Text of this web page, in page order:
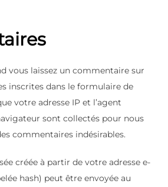
vous laissez un commentaire sur
inscrites dans le formulaire de
votre adresse IP et l’agent
sont collectés pour nous
commentaires indésirables.
créée à partir de votre adresse e-
hash) peut être envoyée au